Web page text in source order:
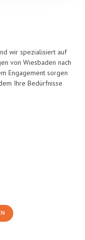
wir spezialisiert auf
von Wiesbaden nach
Engagement sorgen
Ihre Bedürfnisse